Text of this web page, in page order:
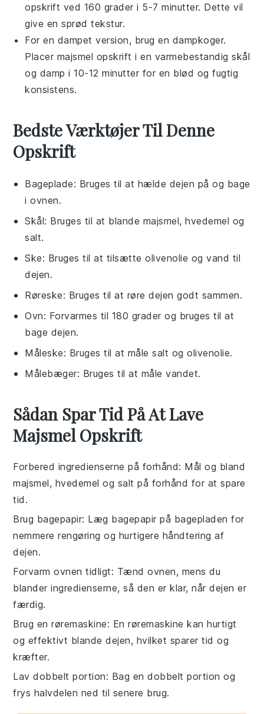
opskrift ved 160 grader i 5-7 minutter. Dette vil
give en sprød tekstur.
For en dampet version, brug en dampkoger.
Placer majsmel opskrift i en varmebestandig skål
og damp i 10-12 minutter for en blød og fugtig
konsistens.
Bedste Værktøjer Til Denne
Opskrift
Bageplade: Bruges til at hælde dejen på og bage
i ovnen.
Skål: Bruges til at blande majsmel, hvedemel og
salt.
Ske: Bruges til at tilsætte olivenolie og vand til
dejen.
Røreske: Bruges til at røre dejen godt sammen.
Ovn: Forvarmes til 180 grader og bruges til at
bage dejen.
Måleske: Bruges til at måle salt og olivenolie.
Målebæger: Bruges til at måle vandet.
Sådan Spar Tid På At Lave
Majsmel Opskrift
Forbered ingredienserne på forhånd: Mål og bland
majsmel, hvedemel og salt på forhånd for at spare
tid.
Brug bagepapir: Læg bagepapir på bagepladen for
nemmere rengøring og hurtigere håndtering af
dejen.
Forvarm ovnen tidligt: Tænd ovnen, mens du
blander ingredienserne, så den er klar, når dejen er
færdig.
Brug en røremaskine: En røremaskine kan hurtigt
og effektivt blandedejen, hvilket sparer tid og
kræfter.
Lav dobbelt portion: Bag en dobbelt portion og
frys halvdelen ned til senere brug.